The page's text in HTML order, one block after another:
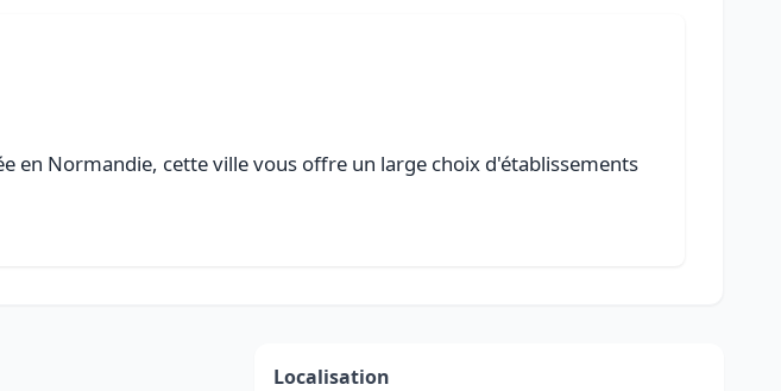
en Normandie, cette ville vous offre un large choix d'établissements
Localisation